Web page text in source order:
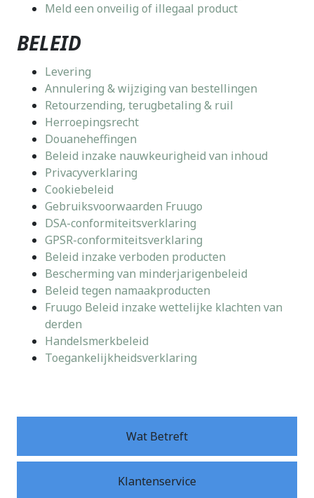
Meld een onveilig of illegaal product
BELEID
Levering
Annulering & wijziging van bestellingen
Retourzending, terugbetaling & ruil
Herroepingsrecht
Douaneheffingen
Beleid inzake nauwkeurigheid van inhoud
Privacyverklaring
Cookiebeleid
Gebruiksvoorwaarden Fruugo
DSA-conformiteitsverklaring
GPSR-conformiteitsverklaring
Beleid inzake verboden producten
Bescherming van minderjarigenbeleid
Beleid tegen namaakproducten
Fruugo Beleid inzake wettelijke klachten van
derden
Handelsmerkbeleid
Toegankelijkheidsverklaring
Wat Betreft
Klantenservice